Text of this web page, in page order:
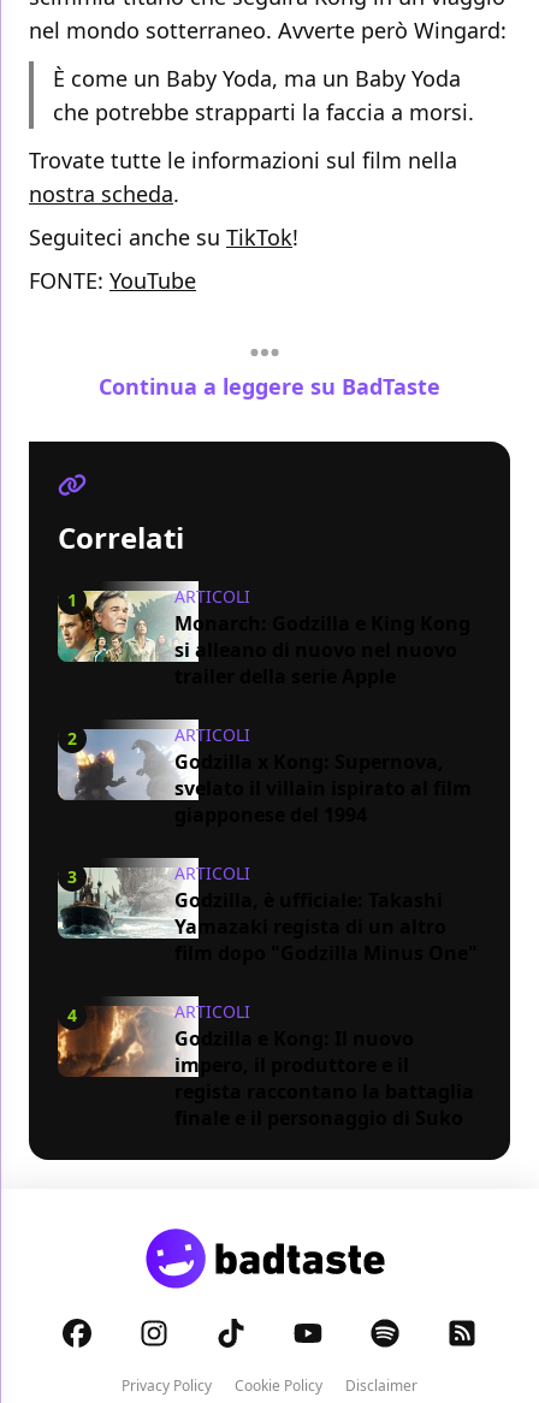
nel mondo sotterraneo. Avverte però Wingard:
È come un Baby Yoda, ma un Baby Yoda
che potrebbe strapparti la faccia a morsi.
Trovate tutte le informazioni sul film nella
nostra scheda.
Seguiteci anche su TikTok!
FONTE: YouTube
Continua a leggere su BadTaste
Correlati
1 ARTICOLI
Monarch: Godzilla e King Kong
si alleano di nuovo nel nuovo
2 ARTICOLI
Godzilla x Kong: Supernova,
svelato il villain ispirato al film
3 ARTICOLI
Godzilla, è ufficiale: Takashi
Yamazaki regista di un altro
4 ARTICOLI
Godzilla e Kong: Il nuovo
impero, il produttore e il
Privacy Policy Cookie Policy Disclaimer